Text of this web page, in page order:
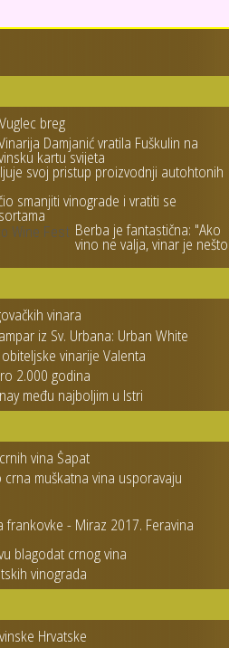
breg
Damjanić vratila Fuškulin na
kartu svijeta
svoj pristup proizvodnji autohtonih
smanjiti vinograde i vratiti se
Berba je fantastična: "Ako
vino ne valja, vinar je nešto
vinara
iz Sv. Urbana: Urban White
vinarije Valenta
2.000 godina
među najboljim u Istri
vina Šapat
muškatna vina usporavaju
frankovke - Miraz 2017. Feravina
blagodat crnog vina
vinograda
Hrvatske